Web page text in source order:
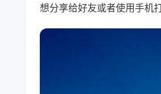
想分享给好友或者使用手机